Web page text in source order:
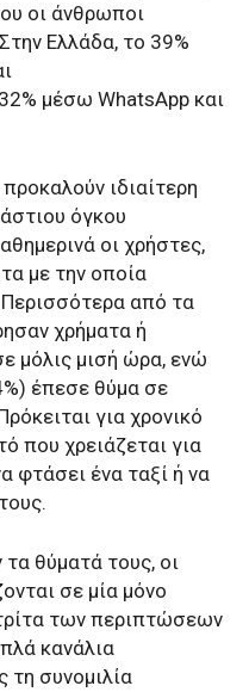
οι άνθρωποι
Ελλάδα, το 39%
μέσω WhatsApp και
ιδιαίτερη
όγκου
οι χρήστες,
με την οποία
από τα
χρήματα ή
μόλις μισή ώρα, ενώ
έπεσε θύμα σε
για χρονικό
που χρειάζεται για
φτάσει ένα ταξί ή να
θύματά τους, οι
σε μία μόνο
των περιπτώσεων
κανάλια
τη συνομιλία